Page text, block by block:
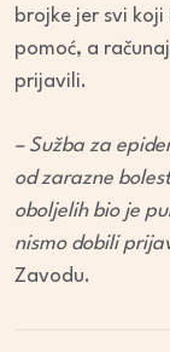
brojke jer svi
pomoć, a
prijavili.
– Sužba za
od zarazne
oboljelih bio je
nismo dobili
Zavodu.